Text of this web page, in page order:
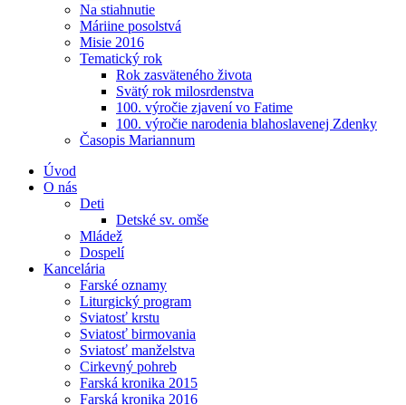
Na stiahnutie
Máriine posolstvá
Misie 2016
Tematický rok
Rok zasväteného života
Svätý rok milosrdenstva
100. výročie zjavení vo Fatime
100. výročie narodenia blahoslavenej Zdenky
Časopis Mariannum
Úvod
O nás
Deti
Detské sv. omše
Mládež
Dospelí
Kancelária
Farské oznamy
Liturgický program
Sviatosť krstu
Sviatosť birmovania
Sviatosť manželstva
Cirkevný pohreb
Farská kronika 2015
Farská kronika 2016